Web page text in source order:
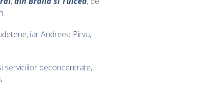
iar Andreea Pirvu,
serviciilor deconcentrate,